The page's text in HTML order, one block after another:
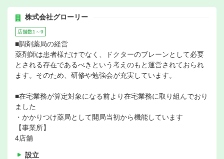
株式会社グローリー
店舗数1～9
■調剤薬局の経営
薬剤師は患者様だけでなく、ドクターのブレーンとして必要
とされる存在であるべきという考えのもと運営されておられ
ます。そのため、研修や勉強会が充実しています。
■在宅業務が算定対象になる前より在宅業務に取り組んでおり
ました
・かかりつけ薬局として開局当初から機能しています
【事業所】
4店舗
設立